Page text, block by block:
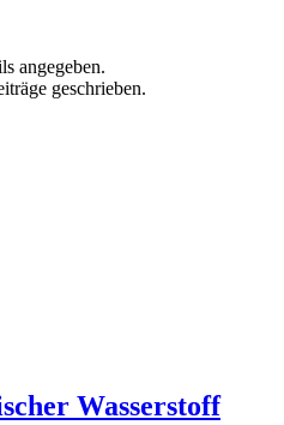
angegeben.
geschrieben.
Wasserstoff